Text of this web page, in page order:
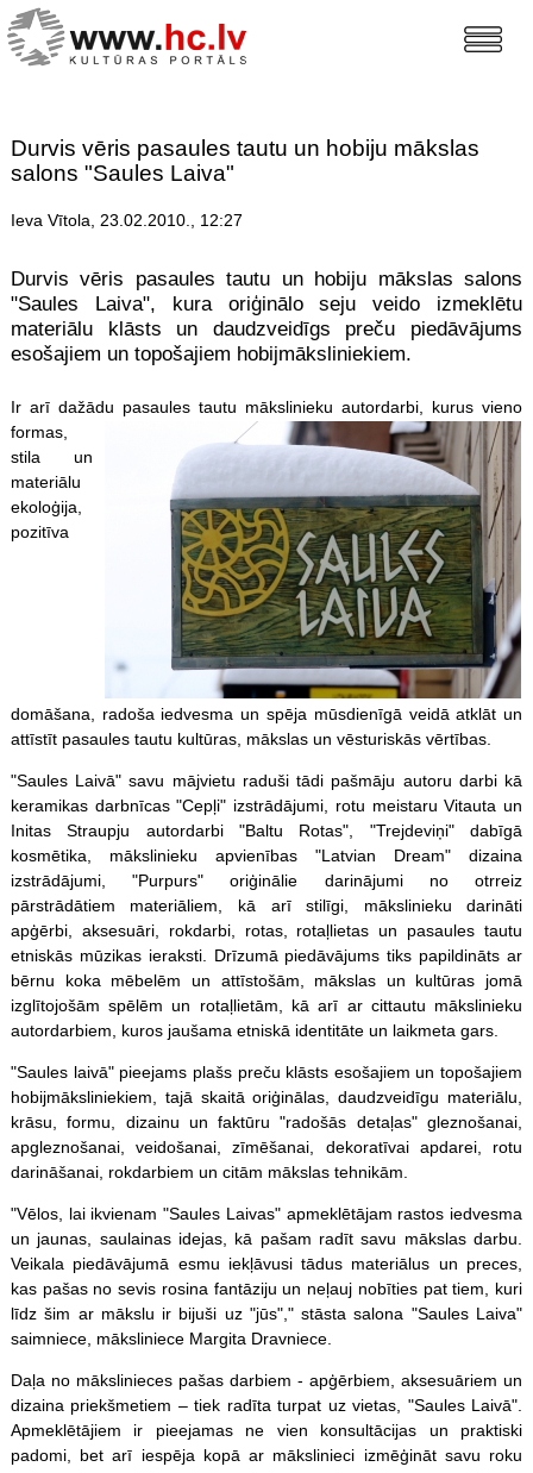
Durvis vēris pasaules tautu un hobiju mākslas
salons "Saules Laiva"
Ieva Vītola, 23.02.2010., 12:27
Durvis vēris pasaules tautu un hobiju mākslas salons
"Saules Laiva", kura oriģinālo seju veido izmeklētu
materiālu klāsts un daudzveidīgs preču piedāvājums
esošajiem un topošajiem hobijmāksliniekiem.
Ir arī dažādu pasaules tautu mākslinieku autordarbi, kurus vieno
formas,
stila un
materiālu
ekoloģija,
pozitīva
domāšana, radoša iedvesma un spēja mūsdienīgā veidā atklāt un
attīstīt pasaules tautu kultūras, mākslas un vēsturiskās vērtības.
"Saules Laivā" savu mājvietu raduši tādi pašmāju autoru darbi kā
keramikas darbnīcas "Cepļi" izstrādājumi, rotu meistaru Vitauta un
Initas Straupju autordarbi "Baltu Rotas", "Trejdeviņi" dabīgā
kosmētika, mākslinieku apvienības "Latvian Dream" dizaina
izstrādājumi, "Purpurs" oriģinālie darinājumi no otrreiz
pārstrādātiem materiāliem, kā arī stilīgi, mākslinieku darināti
apģērbi, aksesuāri, rokdarbi, rotas, rotaļlietas un pasaules tautu
etniskās mūzikas ieraksti. Drīzumā piedāvājums tiks papildināts ar
bērnu koka mēbelēm un attīstošām, mākslas un kultūras jomā
izglītojošām spēlēm un rotaļlietām, kā arī ar cittautu mākslinieku
autordarbiem, kuros jaušama etniskā identitāte un laikmeta gars.
"Saules laivā" pieejams plašs preču klāsts esošajiem un topošajiem
hobijmāksliniekiem, tajā skaitā oriģinālas, daudzveidīgu materiālu,
krāsu, formu, dizainu un faktūru "radošās detaļas" gleznošanai,
apgleznošanai, veidošanai, zīmēšanai, dekoratīvai apdarei, rotu
darināšanai, rokdarbiem un citām mākslas tehnikām.
"Vēlos, lai ikvienam "Saules Laivas" apmeklētājam rastos iedvesma
un jaunas, saulainas idejas, kā pašam radīt savu mākslas darbu.
Veikala piedāvājumā esmu iekļāvusi tādus materiālus un preces,
kas pašas no sevis rosina fantāziju un neļauj nobīties pat tiem, kuri
līdz šim ar mākslu ir bijuši uz "jūs"," stāsta salona "Saules Laiva"
saimniece, māksliniece Margita Dravniece.
Daļa no mākslinieces pašas darbiem - apģērbiem, aksesuāriem un
dizaina priekšmetiem – tiek radīta turpat uz vietas, "Saules Laivā".
Apmeklētājiem ir pieejamas ne vien konsultācijas un praktiski
padomi, bet arī iespēja kopā ar mākslinieci izmēģināt savu roku